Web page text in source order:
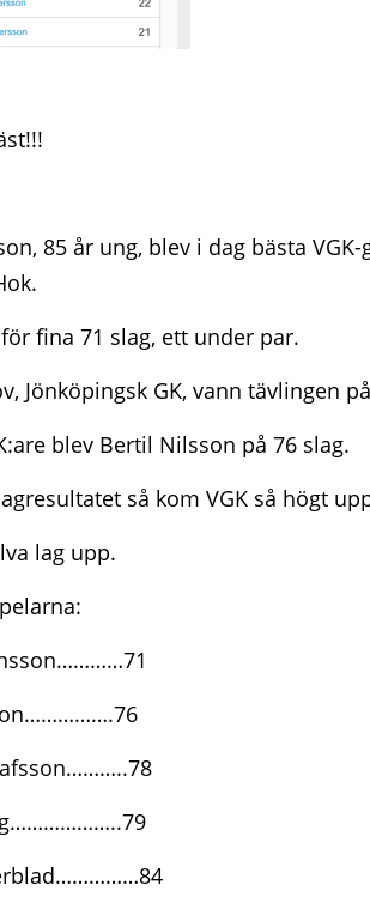
85 år ung, blev i dag bästa
fina 71 slag, ett under par.
Jönköpingsk GK, vann tävlingen
blev Bertil Nilsson på 76 slag.
så kom VGK så högt
lag upp.